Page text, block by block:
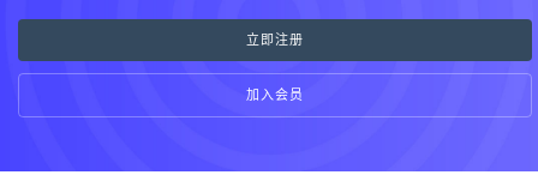
立即注册
加入会员